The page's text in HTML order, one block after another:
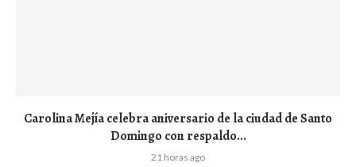
Carolina Mejía celebra aniversario de la ciudad de Santo
Domingo con respaldo...
21 horas ago